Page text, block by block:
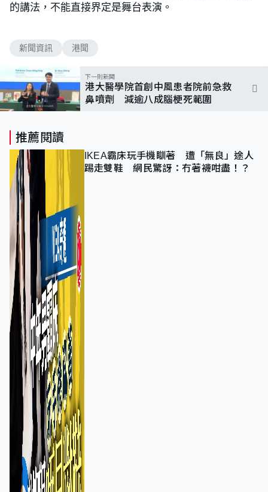
的講法，不能直接界定是舞台表演。
新聞資訊 港聞
下一則新聞
港大醫學院首創中風患者院前急救
鼻噴劑 減逾八成腦梗死範圍
推薦閱讀
IKEA霸床玩手機瞓著 遭「無良」途人
踢走雙鞋 網民驚訝：冇著襪咁盡！？